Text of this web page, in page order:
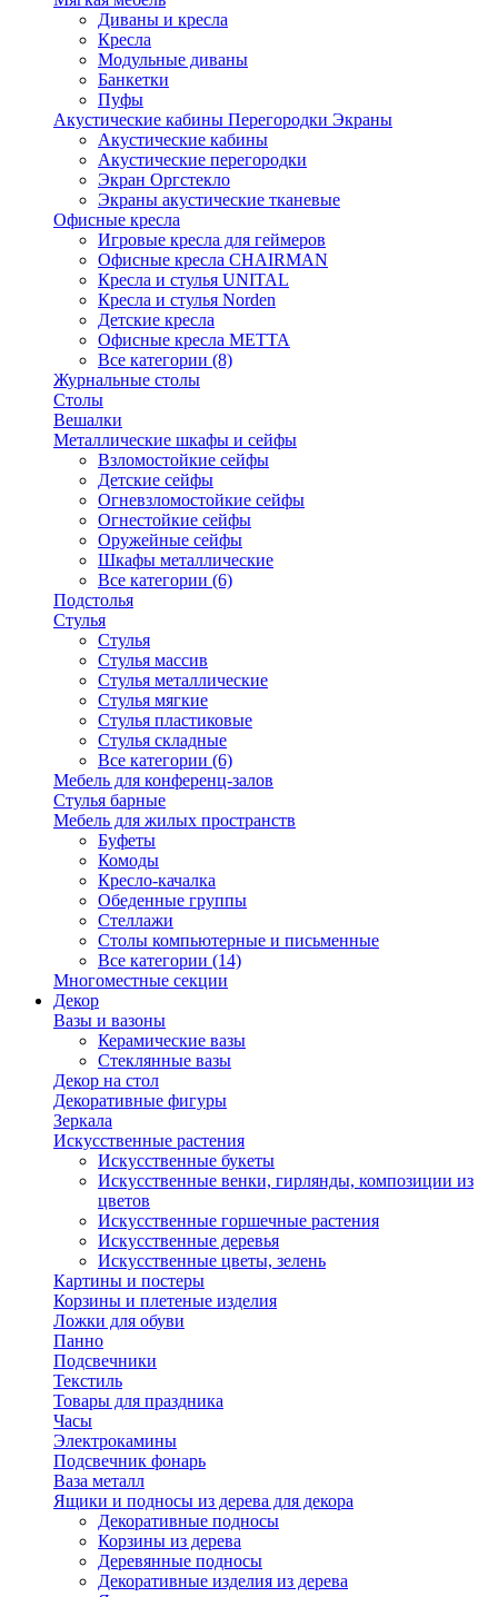
Диваны и кресла
Кресла
Модульные диваны
Банкетки
Пуфы
Акустические кабины Перегородки Экраны
Акустические кабины
Акустические перегородки
Экран Оргстекло
Экраны акустические тканевые
Офисные кресла
Игровые кресла для геймеров
Офисные кресла CHAIRMAN
Кресла и стулья UNITAL
Кресла и стулья Norden
Детские кресла
Офисные кресла МЕТТА
Все категории (8)
Журнальные столы
Столы
Вешалки
Металлические шкафы и сейфы
Взломостойкие сейфы
Детские сейфы
Огневзломостойкие сейфы
Огнестойкие сейфы
Оружейные сейфы
Шкафы металлические
Все категории (6)
Подстолья
Стулья
Стулья
Стулья массив
Стулья металлические
Стулья мягкие
Стулья пластиковые
Стулья складные
Все категории (6)
Мебель для конференц-залов
Стулья барные
Мебель для жилых пространств
Буфеты
Комоды
Кресло-качалка
Обеденные группы
Стеллажи
Столы компьютерные и письменные
Все категории (14)
Многоместные секции
Декор
Вазы и вазоны
Керамические вазы
Стеклянные вазы
Декор на стол
Декоративные фигуры
Зеркала
Искусственные растения
Искусственные букеты
Искусственные венки, гирлянды, композиции из
цветов
Искусственные горшечные растения
Искусственные деревья
Искусственные цветы, зелень
Картины и постеры
Корзины и плетеные изделия
Ложки для обуви
Панно
Подсвечники
Текстиль
Товары для праздника
Часы
Электрокамины
Подсвечник фонарь
Ваза металл
Ящики и подносы из дерева для декора
Декоративные подносы
Корзины из дерева
Деревянные подносы
Декоративные изделия из дерева